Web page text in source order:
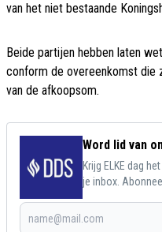
van het niet bestaande
Beide partijen hebben laten
conform de overeenkomst die
van de afkoopsom.
Word lid van
Krijg ELKE dag
je inbox.